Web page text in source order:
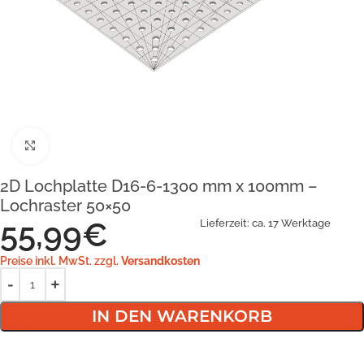
2D Lochplatte D16-6-1300 mm x 100mm –
Lochraster 50×50
55,99€
Preise inkl. MwSt. zzgl. Versandkosten
Lieferzeit: ca. 17 Werktage
IN DEN WARENKORB